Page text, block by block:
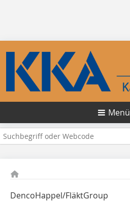
Menü
DencoHappel/FläktGroup